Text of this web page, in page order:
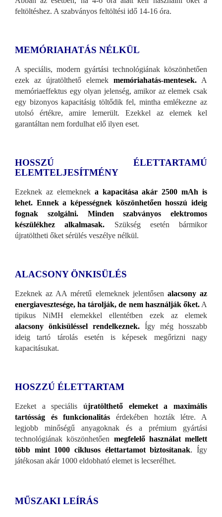
feltöltéshez. A szabványos feltöltési idő 14-16 óra.
MEMÓRIAHATÁS NÉLKÜL
A speciális, modern gyártási technológiának köszönhetően
ezek az újratölthető elemek memóriahatás-mentesek. A
memóriaeffektus egy olyan jelenség, amikor az elemek csak
egy bizonyos kapacitásig töltődik fel, mintha emlékezne az
utolsó értékre, amire lemerült. Ezekkel az elemek kel
garantáltan nem fordulhat elő ilyen eset.
HOSSZÚ ÉLETTARTAMÚ
ELEMTELJESÍTMÉNY
Ezeknek az elemeknek a kapacitása akár 2500 mAh is
lehet. Ennek a képességnek köszönhetően hosszú ideig
fognak szolgálni.
Minden szabványos elektromos
készülékhez alkalmasak. Szükség esetén bármikor
újratöltheti őket sérülés veszélye nélkül.
ALACSONY ÖNKISÜLÉS
Ezeknek az AA méretű elemeknek jelentősen alacsony az
energiavesztesége, ha tárolják, de nem használják őket.A
tipikus NiMH elemekkel ellentétben ezek az elemek
alacsony önkisüléssel rendelkeznek. Így még hosszabb
ideig tartó tárolás esetén is képesek megőrizni nagy
kapacitásukat.
HOSZZÚ ÉLETTARTAM
Ezeket a speciális újratölthető elemeket a maximális
tartósság és funkcionalitás érdekében hozták létre. A
legjobb minőségű anyagoknak és a prémium gyártási
technológiának köszönhetően megfelelő használat mellett
több mint 1000 ciklusos élettartamot biztosítanak. Így
játékosan akár 1000 eldobható elemet is lecserélhet.
MŰSZAKI LEÍRÁS